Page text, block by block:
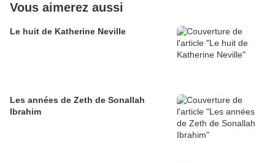
Vous aimerez aussi
Le huit de Katherine Neville
Les années de Zeth de Sonallah
Ibrahim